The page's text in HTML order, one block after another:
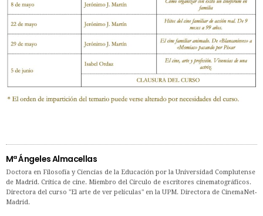
Mª Ángeles Almacellas
Doctora en Filosofía y Ciencias de la Educación por la Universidad Complutense
de Madrid. Crítica de cine. Miembro del Círculo de escritores cinematográficos.
Directora del curso "El arte de ver películas" en la UPM. Directora de CinemaNet-
Madrid.